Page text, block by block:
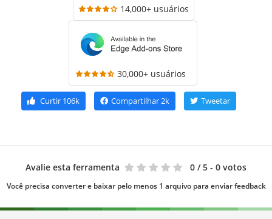
14,000+ usuários
30,000+ usuários
Curtir 106k Compartilhar2k Tweetar
Avalie esta ferramenta 0 / 5 - 0 votos
Você precisa converter e baixar pelo menos 1 arquivo para enviar feedback